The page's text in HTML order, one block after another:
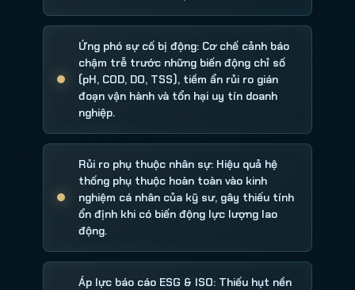
Ứng phó sự cố bị động: Cơ chế cảnh báo
chậm trễ trước những biến động chỉ số
(pH, COD, DO, TSS), tiềm ẩn rủi ro gián
đoạn vận hành và tổn hại uy tín doanh
nghiệp.
Rủi ro phụ thuộc nhân sự: Hiệu quả hệ
thống phụ thuộc hoàn toàn vào kinh
nghiệm cá nhân của kỹ sư, gây thiếu tính
ổn định khi có biến động lực lượng lao
động.
Áp lực báo cáo ESG & ISO: Thiếu hụt nền